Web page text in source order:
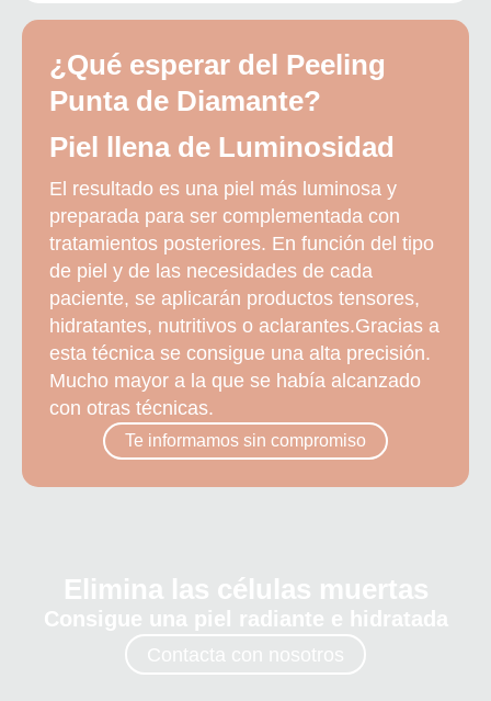
¿Qué esperar del Peeling
Punta de Diamante?
Piel llena de Luminosidad
El resultado es una piel más luminosa y
preparada para ser complementada con
tratamientos posteriores. En función del tipo
de piel y de las necesidades de cada
paciente, se aplicarán productos tensores,
hidratantes, nutritivos o aclarantes.Gracias a
esta técnica se consigue una alta precisión.
Mucho mayor a la que se había alcanzado
con otras técnicas.
Te informamos sin compromiso
Elimina las células muertas
Consigue una piel radiante e hidratada
Contacta con nosotros